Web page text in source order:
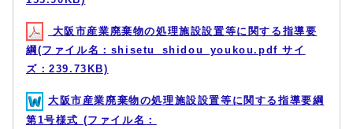
大阪市産業廃棄物の処理施設設置等に関する指導要
綱(ファイル名：shisetu_shidou_youkou.pdf サイ
ズ：239.73KB)
大阪市産業廃棄物の処理施設設置等に関する指導要綱
第1号様式 (ファイル名：